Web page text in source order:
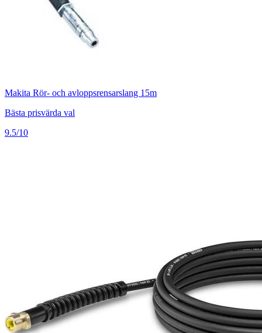
Makita Rör- och avloppsrensarslang 15m
Bästa prisvärda val
9.5/10